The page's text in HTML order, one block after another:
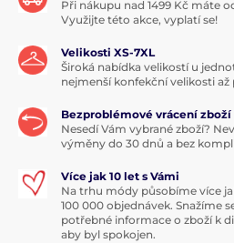
Při nákupu nad 1499 Kč máte
Využijte této akce, vyplatí se!
Velikosti XS-7XL
Široká nabídka velikostí u
nejmenší konfekční velikosti až
Bezproblémové vrácení zboží
Nesedí Vám vybrané zboží?
výměny do 30 dnů a bez
Více jak 10 let s Vámi
Na trhu módy působíme více
100 000 objednávek. Snažíme
potřebné informace o zboží k
aby byl spokojen.